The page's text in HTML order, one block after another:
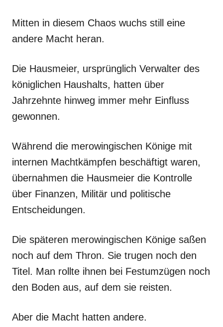
Mitten in diesem Chaos wuchs still eine
andere Macht heran.
Die Hausmeier, ursprünglich Verwalter des
königlichen Haushalts, hatten über
Jahrzehnte hinweg immer mehr Einfluss
gewonnen.
Während die merowingischen Könige mit
internen Machtkämpfen beschäftigt waren,
übernahmen die Hausmeier die Kontrolle
über Finanzen, Militär und politische
Entscheidungen.
Die späteren merowingischen Könige saßen
noch auf dem Thron. Sie trugen noch den
Titel. Man rollte ihnen bei Festumzügen noch
den Boden aus, auf dem sie reisten.
Aber die Macht hatten andere.